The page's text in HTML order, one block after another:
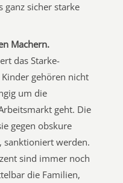
ganz sicher starke
Machern.
das Starke-
gehören nicht
um die
geht. Die
gegen obskure
sanktioniert werden.
sind immer noch
die Familien,